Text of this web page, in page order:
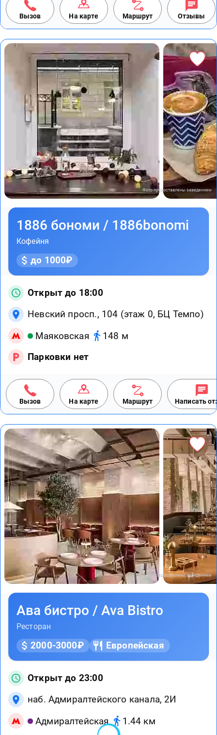
Вызов На карте Маршрут Отзывы
Фото предоставлены заведением
1886 бономи / 1886bonomi
Кофейня
до 1000₽
Открыт до 18:00
Невский просп., 104 (этаж 0, БЦ Темпо)
Маяковская
148 м
Парковки нет
Вызов На карте Маршрут Написать
Фото предоставлены заведением
Ава бистро / Ava Bistro
Ресторан
2000-3000₽ Европейская
Открыт до 23:00
наб. Адмиралтейского канала, 2И
Адмиралтейская
1.44 км